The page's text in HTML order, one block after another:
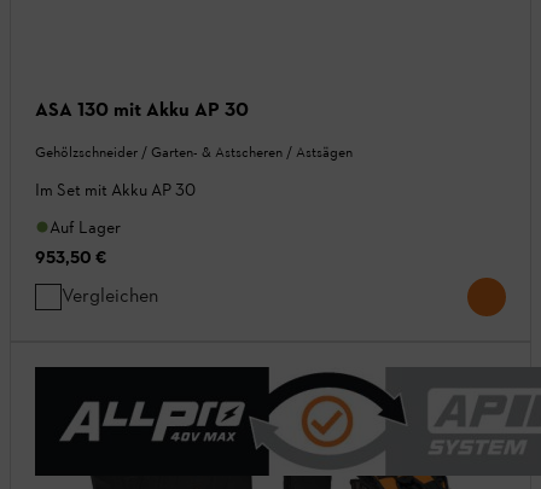
ASA 130 mit Akku AP 30
Gehölzschneider / Garten- & Astscheren / Astsägen
Im Set mit Akku AP 30
Auf Lager
953,50 €
Vergleichen